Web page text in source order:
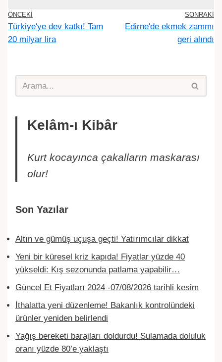
ÖNCEKI
Türkiye'ye dev katkı! Tam
20 milyar lira
SONRAKI
Edirne'de ekmek zammı
geri alındı
Kelâm-ı Kibâr
Kurt kocayınca çakalların maskarası
olur!
Son Yazılar
Altın ve gümüş uçuşa geçti! Yatırımcılar dikkat
Yeni bir küresel kriz kapıda! Fiyatlar yüzde 40
yükseldi: Kış sezonunda patlama yapabilir…
Güncel Et Fiyatları 2024 -07/08/2026 tarihli kesim
İthalatta yeni düzenleme! Bakanlık kontrolündeki
ürünler yeniden belirlendi
Yağış bereketi barajları doldurdu! Sulamada doluluk
oranı yüzde 80’e yaklaştı